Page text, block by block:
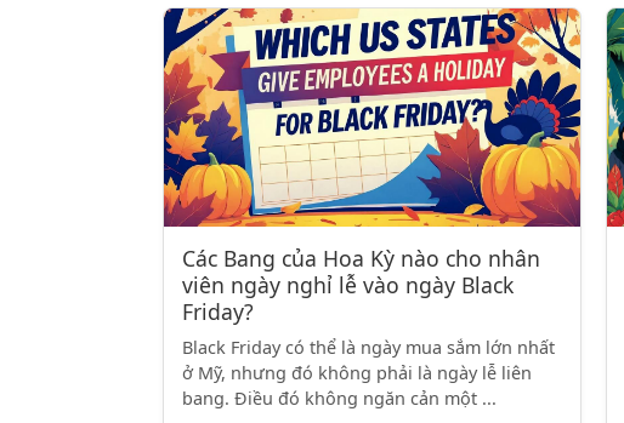
Các Bang của Hoa Kỳ nào cho nhân
viên ngày nghỉ lễ vào ngày Black
Friday?
Black Friday có thể là ngày mua sắm lớn nhất
ở Mỹ, nhưng đó không phải là ngày lễ liên
bang. Điều đó không ngăn cản một ...